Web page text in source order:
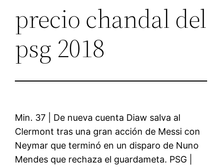
precio chandal del
psg 2018
Min. 37 | De nueva cuenta Diaw salva al
Clermont tras una gran acción de Messi con
Neymar que terminó en un disparo de Nuno
Mendes que rechaza el guardameta. PSG |